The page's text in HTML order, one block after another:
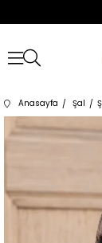
Anasayfa Şal